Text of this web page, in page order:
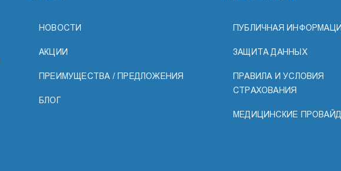
НОВОСТИ
АКЦИИ
ПРЕИМУЩЕСТВА / ПРЕДЛОЖЕНИЯ
БЛОГ
ПУБЛИЧНАЯ
ЗАЩИТА ДАННЫХ
ПРАВИЛА И УСЛОВИЯ
СТРАХОВАНИЯ
МЕДИЦИНСКИЕ